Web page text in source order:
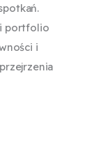
portfolio
i